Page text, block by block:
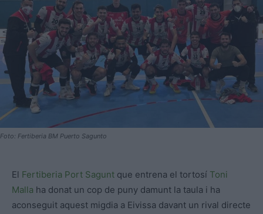
Foto: Fertiberia BM Puerto Sagunto
El Fertiberia Port Sagunt que entrena el tortosí Toni
Malla ha donat un cop de puny damunt la taula i ha
aconseguit aquest migdia a Eivissa davant un rival directe